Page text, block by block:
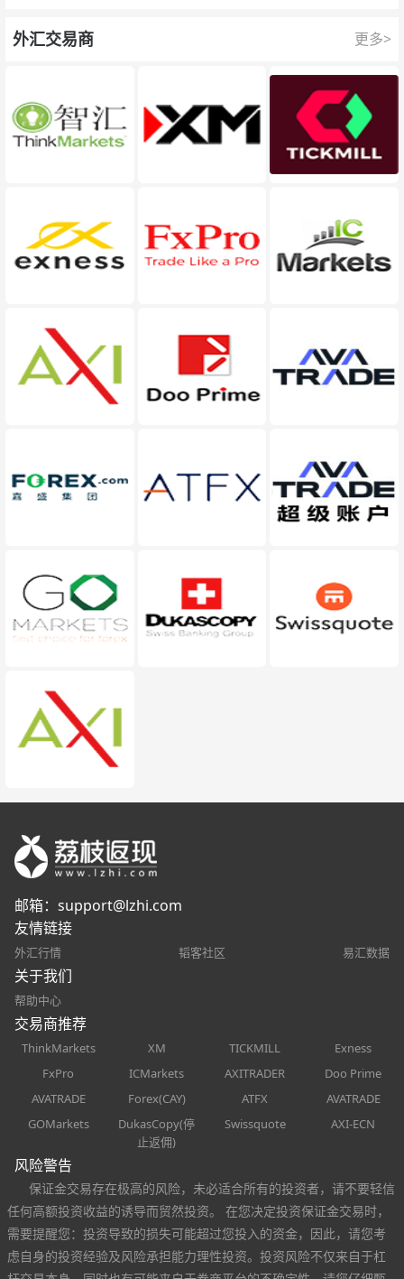
外汇交易商 更多>
邮箱： support@lzhi.com
友情链接
外汇行情 韬客社区 易汇数据
关于我们
帮助中心
交易商推荐
ThinkMarkets XM TICKMILL
Exness
FxPro
ICMarkets AXITRADER
Doo Prime
AVATRADE
Forex(CAY) ATFX
AVATRADE
GOMarkets
DukasCopy(停
止返佣)
Swissquote AXI-ECN
风险警告
保证金交易存在极高的风险，未必适合所有的投资者，请不要轻信
任何高额投资收益的诱导而贸然投资。 在您决定投资保证金交易时，
需要提醒您：投资导致的损失可能超过您投入的资金，因此，请您考
虑自身的投资经验及风险承担能力理性投资。投资风险不仅来自于杠